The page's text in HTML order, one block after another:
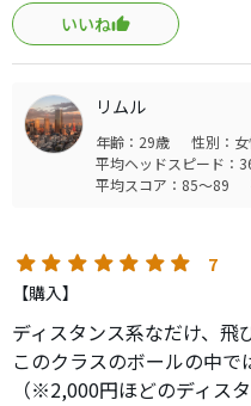
ど悪くない感じです。飛距
感じですので、暫く競技を
高ですから。
いいね
リムル
年齢：29歳 性別：女
平均ヘッドスピード：
平均スコア：85～89
7
【購入】
ディスタンス系なだけ、飛
このクラスのボールの中で
（※2,000円ほどのディス